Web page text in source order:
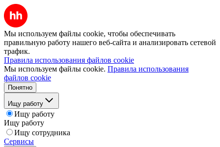
Мы используем файлы cookie, чтобы обеспечивать
правильную работу нашего веб-сайта и анализировать сетевой
трафик.
Правила использования файлов cookie
Мы используем файлы cookie. Правила использования
файлов cookie
Понятно
Ищу работу
Ищу работу
Ищу работу
Ищу сотрудника
Сервисы